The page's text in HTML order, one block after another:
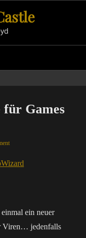
für Games
ein neuer
Viren… jedenfalls